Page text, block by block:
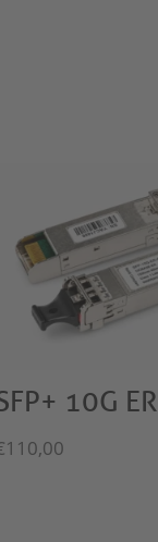
10G ER
110,00